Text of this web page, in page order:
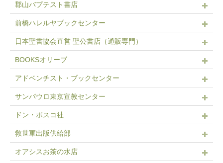
郡山バプテスト書店
前橋ハレルヤブックセンター
日本聖書協会直営 聖公書店（通販専門）
BOOKSオリーブ
アドベンチスト・ブックセンター
サンパウロ東京宣教センター
ドン・ボスコ社
救世軍出版供給部
オアシスお茶の水店